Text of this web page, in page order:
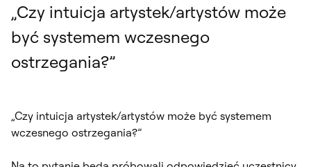
„Czy intuicja artystek/artystów może
być systemem wczesnego
ostrzegania?”
„Czy intuicja artystek/artystów może być systemem
wczesnego ostrzegania?”